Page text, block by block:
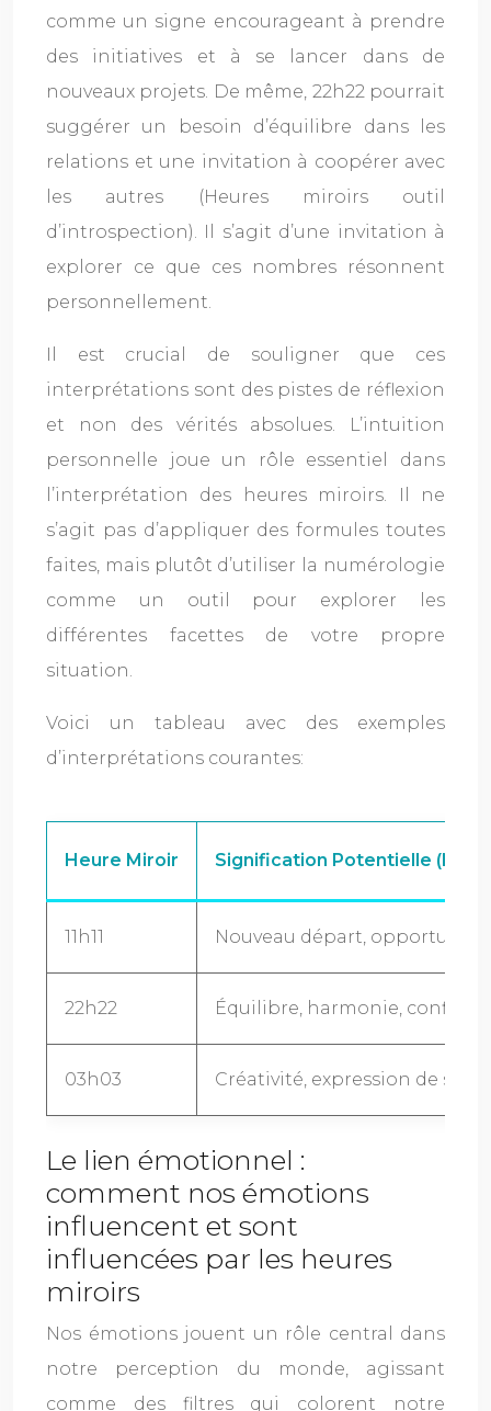
comme un signe encourageant à prendre
des initiatives et à se lancer dans de
nouveaux projets. De même, 22h22 pourrait
suggérer un besoin d’équilibre dans les
relations et une invitation à coopérer avec
les autres (Heures miroirs outil
d’introspection). Il s’agit d’une invitation à
explorer ce que ces nombres résonnent
personnellement.
Il est crucial de souligner que ces
interprétations sont des pistes de réflexion
et non des vérités absolues. L’intuition
personnelle joue un rôle essentiel dans
l’interprétation des heures miroirs. Il ne
s’agit pas d’appliquer des formules toutes
faites, mais plutôt d’utiliser la numérologie
comme un outil pour explorer les
différentes facettes de votre propre
situation.
Voici un tableau avec des exemples
d’interprétations courantes:
Heure Miroir Signification Potentielle
11h11 Nouveau départ,
22h22 Équilibre, harmonie,
03h03 Créativité, expression de soi,
Le lien émotionnel :
comment nos émotions
influencent et sont
influencées par les heures
miroirs
Nos émotions jouent un rôle central dans
notre perception du monde, agissant
comme des filtres qui colorent notre